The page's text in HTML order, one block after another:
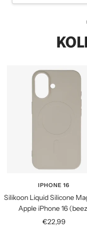
IPHONE 16
Silikoon Liquid Silicone
Apple iPhone 16
Soodushind
€22,99